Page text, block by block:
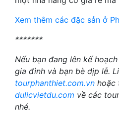
Xem thêm các đặc sản ở
*******
Nếu bạn đang lên kế
gia đình và bạn bè dịp lễ.
tourphanthiet.com.vn hoặc
dulicvietdu.com về các
nhé.